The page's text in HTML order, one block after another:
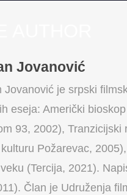
Jovanović
Jovanović je srpski
eseja: Američki
93, 2002),
Požarevac,
(Tercija, 2021).
Član je Udruženja